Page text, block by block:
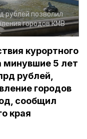
рублей позволил
городов КМВ
курортного
минувшие 5 лет
рублей,
городов
сообщил
края